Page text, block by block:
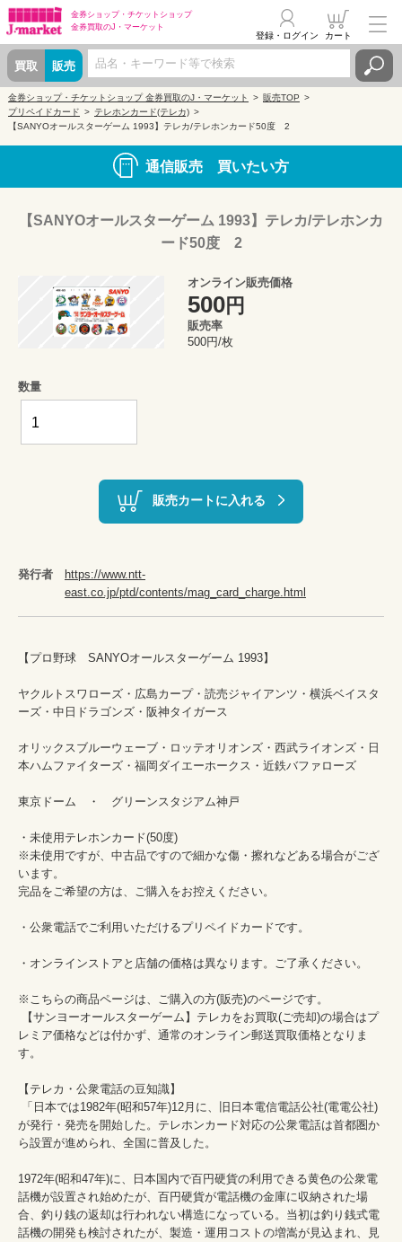
金券ショップ・ チケットショップ
金券買取のJ・マーケット
買取 販売
登録・ログイン カート
金券ショップ・チケットショップ 金券買取のJ・マーケット
販売TOP
プリペイドカード
テレホンカード(テレカ)
【SANYOオールスターゲーム 1993】テレカ/テレホンカード50度 2
通信販売 買いたい方
【SANYOオールスターゲーム 1993】テレカ/テレホンカ
ード50度 2
オンライン販売価格
500円
販売率
500円/枚
数量
販売カートに入れる
発行者
https://www.ntt-
east.co.jp/ptd/contents/mag_card_charge.html
【プロ野球　SANYOオールスターゲーム 1993】
ヤクルトスワローズ・広島カープ・読売ジャイアンツ・横浜ベイスタ
ーズ・中日ドラゴンズ・阪神タイガース
オリックスブルーウェーブ・ロッテオリオンズ・西武ライオンズ・日
本ハムファイターズ・福岡ダイエーホークス・近鉄バファローズ
東京ドーム　・　グリーンスタジアム神戸
・未使用テレホンカード(50度)
※未使用ですが、中古品ですので細かな傷・擦れなどある場合がござ
います。
完品をご希望の方は、ご購入をお控えください。
・公衆電話でご利用いただけるプリペイドカードです。
・オンラインストアと店舗の価格は異なります。ご了承ください。
※こちらの商品ページは、ご購入の方(販売)のページです。
レミア価格などは付かず、通常のオンライン郵送買取価格となりま
す。
【テレカ・公衆電話の豆知識】
が発行・発売を開始した。テレホンカード対応の公衆電話は首都圏か
ら設置が進められ、全国に普及した。
1972年(昭和47年)に、日本国内で百円硬貨の利用できる黄色の公衆電
話機が設置され始めたが、百円硬貨が電話機の金庫に収納された場
合、釣り銭の返却は行われない構造になっている。当初は釣り銭式電
話機の開発も検討されたが、製造・運用コストの増嵩が見込まれ、見